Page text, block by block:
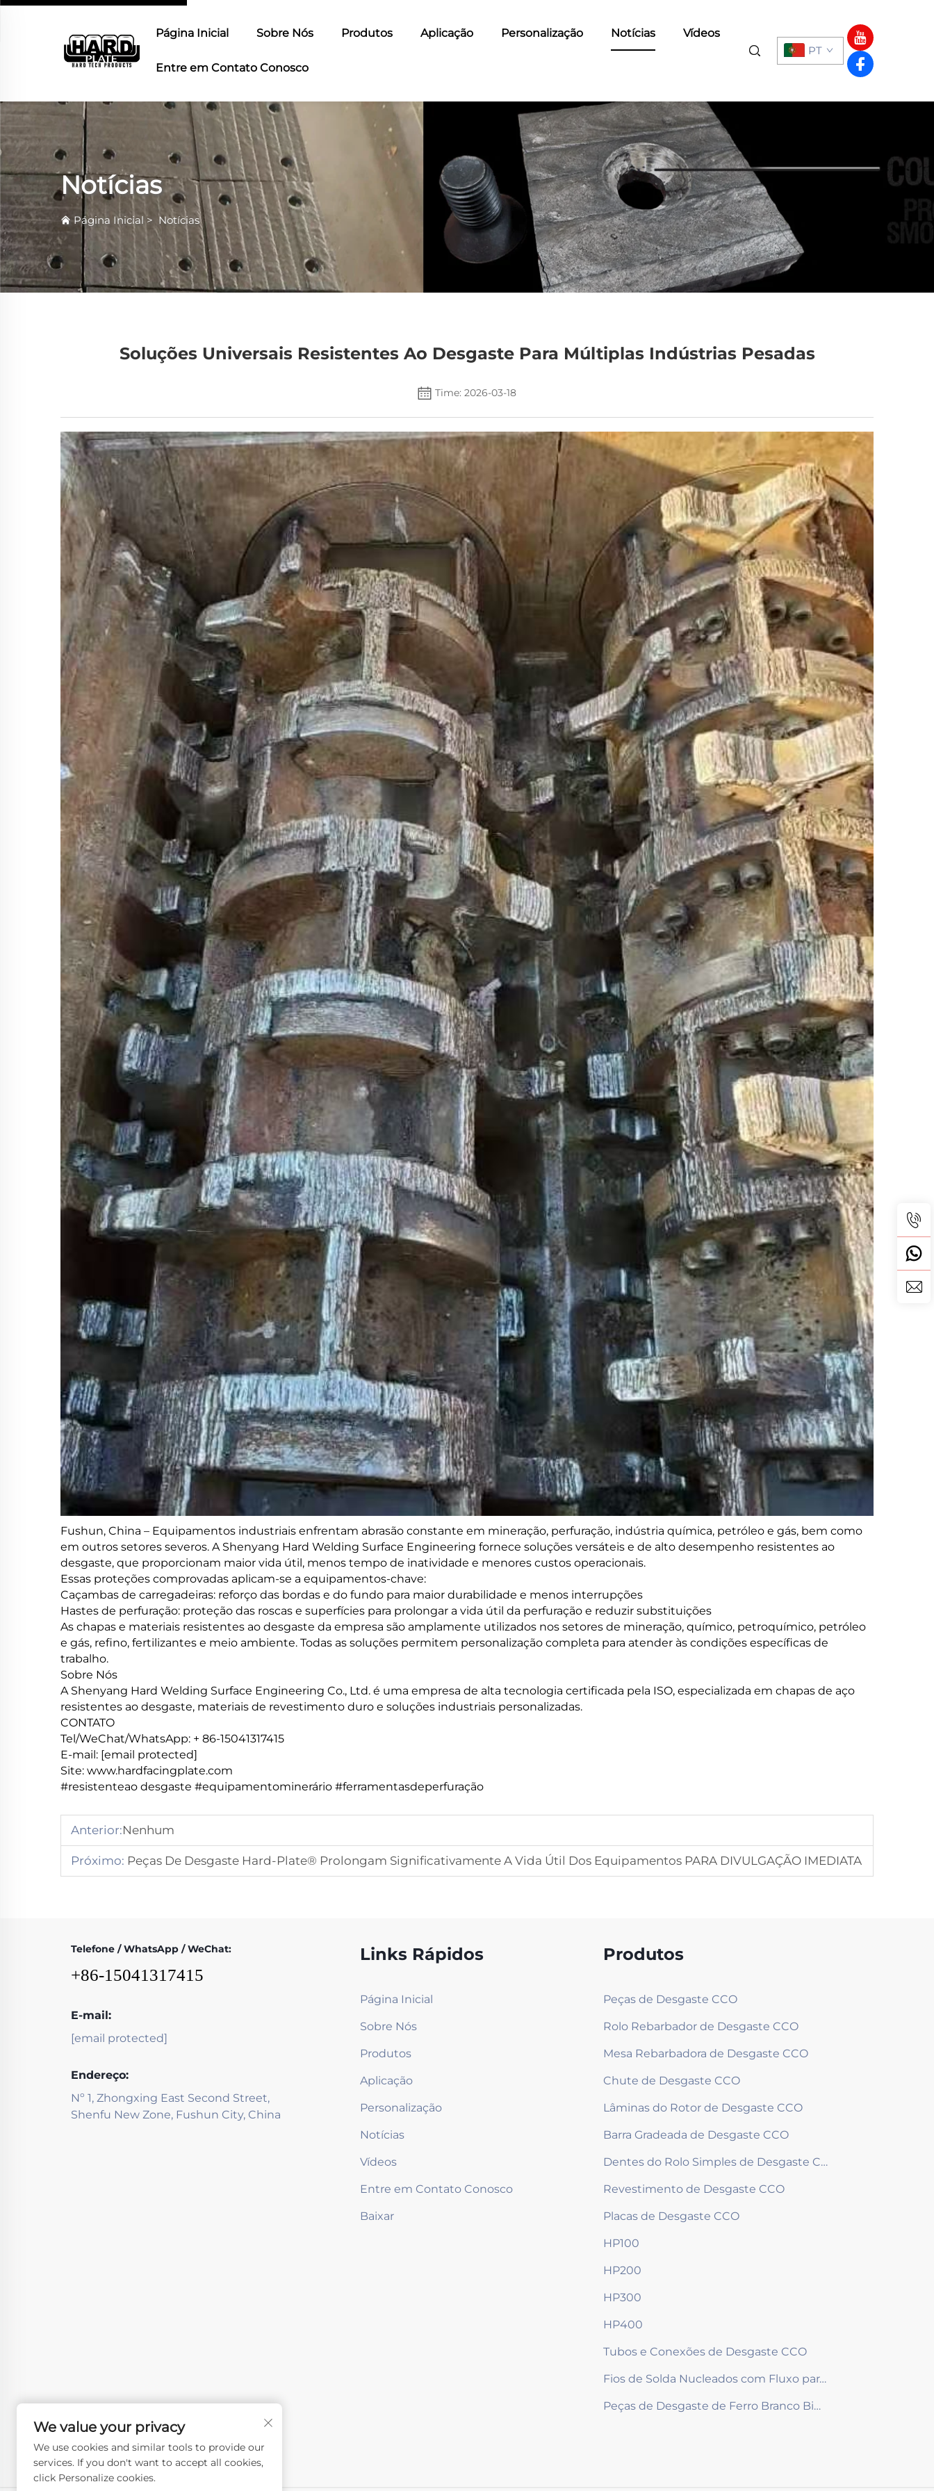
Página Inicial Sobre Nós Produtos Aplicação Personalização Notícias Vídeos
Entre em Contato Conosco
PT
Notícias
Página Inicial > Notícias
Soluções Universais Resistentes Ao Desgaste Para Múltiplas Indústrias Pesadas
Time: 2026-03-18
Fushun, China – Equipamentos industriais enfrentam abrasão constante em mineração, perfuração, indústria química, petróleo e gás, bem como
em outros setores severos. A Shenyang Hard Welding Surface Engineering fornece soluções versáteis e de alto desempenho resistentes ao
desgaste, que proporcionam maior vida útil, menos tempo de inatividade e menores custos operacionais.
Essas proteções comprovadas aplicam-se a equipamentos-chave:
Caçambas de carregadeiras: reforço das bordas e do fundo para maior durabilidade e menos interrupções
Hastes de perfuração: proteção das roscas e superfícies para prolongar a vida útil da perfuração e reduzir substituições
As chapas e materiais resistentes ao desgaste da empresa são amplamente utilizados nos setores de mineração, químico, petroquímico, petróleo
e gás, refino, fertilizantes e meio ambiente. Todas as soluções permitem personalização completa para atender às condições específicas de
trabalho.
Sobre Nós
A Shenyang Hard Welding Surface Engineering Co., Ltd. é uma empresa de alta tecnologia certificada pela ISO, especializada em chapas de aço
resistentes ao desgaste, materiais de revestimento duro e soluções industriais personalizadas.
CONTATO
Tel/WeChat/WhatsApp: + 86-15041317415
E-mail: [email protected]
Site: www.hardfacingplate.com
#resistenteao desgaste #equipamentominerário #ferramentasdeperfuração
Anterior:Nenhum
Próximo: Peças De Desgaste Hard-Plate® Prolongam Significativamente A Vida Útil Dos Equipamentos PARA DIVULGAÇÃO IMEDIATA
Telefone / WhatsApp / WeChat:
+86-15041317415
E-mail:
[email protected]
Endereço:
Nº 1, Zhongxing East Second Street,
Shenfu New Zone, Fushun City, China
Links Rápidos
Página Inicial
Sobre Nós
Produtos
Aplicação
Personalização
Notícias
Vídeos
Entre em Contato Conosco
Baixar
Produtos
Peças de Desgaste CCO
Rolo Rebarbador de Desgaste CCO
Mesa Rebarbadora de Desgaste CCO
Chute de Desgaste CCO
Lâminas do Rotor de Desgaste CCO
Barra Gradeada de Desgaste CCO
Dentes do Rolo Simples de Desgaste CCO
Revestimento de Desgaste CCO
Placas de Desgaste CCO
HP100
HP200
HP300
HP400
Tubos e Conexões de Desgaste CCO
Fios de Solda Nucleados com Fluxo para Revestimento
Peças de Desgaste de Ferro Branco Bimetal
We value your privacy
We use cookies and similar tools to provide our
services. If you don't want to accept all cookies,
click Personalize cookies.